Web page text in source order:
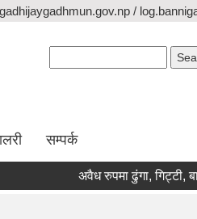
/
सम्पर्क
अवैध रुपमा ढुंगा, गिट्टी,